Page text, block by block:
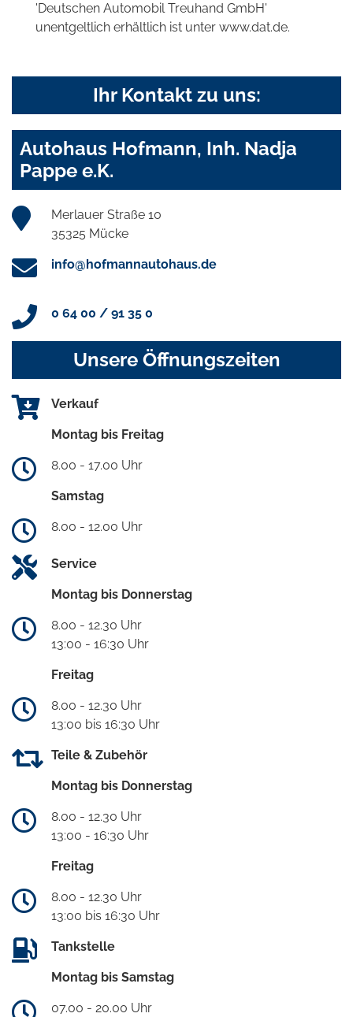
'Deutschen Automobil Treuhand GmbH'
unentgeltlich erhältlich ist unter www.dat.de.
Ihr Kontakt zu uns:
Autohaus Hofmann, Inh. Nadja
Pappe e.K.
Merlauer Straße 10
35325 Mücke
info@hofmannautohaus.de
0 64 00 / 91 35 0
Unsere Öffnungszeiten
Verkauf
Montag bis Freitag
8.00 - 17.00 Uhr
Samstag
8.00 - 12.00 Uhr
Service
Montag bis Donnerstag
8.00 - 12.30 Uhr
13:00 - 16:30 Uhr
Freitag
8.00 - 12.30 Uhr
13:00 bis 16:30 Uhr
Teile & Zubehör
Montag bis Donnerstag
8.00 - 12.30 Uhr
13:00 - 16:30 Uhr
Freitag
8.00 - 12.30 Uhr
13:00 bis 16:30 Uhr
Tankstelle
Montag bis Samstag
07.00 - 20.00 Uhr